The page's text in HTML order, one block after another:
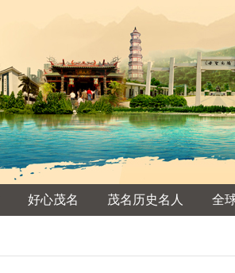
好心茂名 茂名历史名人 全